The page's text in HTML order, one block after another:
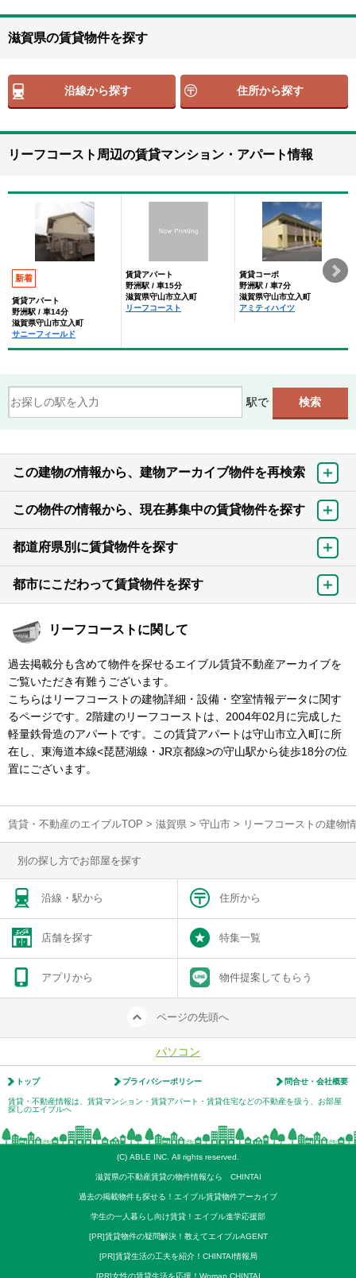
滋賀県の賃貸物件を探す
沿線から探す 住所から探す
リーフコースト周辺の賃貸マンション・アパート情報
新着
賃貸アパート
野洲駅 / 車14分
滋賀県守山市立入町
サニーフィールド
賃貸アパート
野洲駅 / 車15分
滋賀県守山市立入町
リーフコースト
賃貸コーポ
野洲駅 / 車7分
滋賀県守山市立入町
アミティハイツ
駅で
この建物の情報から、建物アーカイブ物件を再検索
この物件の情報から、現在募集中の賃貸物件を探す
都道府県別に賃貸物件を探す
都市にこだわって賃貸物件を探す
リーフコーストに関して
過去掲載分も含めて物件を探せるエイブル賃貸不動産アーカイブを
ご覧いただき有難うございます。
こちらはリーフコーストの建物詳細・設備・空室情報データに関す
るページです。2階建のリーフコーストは、2004年02月に完成した
軽量鉄骨造のアパートです。この賃貸アパートは守山市立入町に所
在し、東海道本線<琵琶湖線・JR京都線>の守山駅から徒歩18分の位
置にございます。
賃貸・不動産のエイブルTOP > 滋賀県 > 守山市 > リーフコーストの建物
別の探し方でお部屋を探す
沿線・駅から 住所から
店舗を探す 特集一覧
アプリから 物件提案してもらう
ページの先頭へ
パソコン
トップ プライバシーポリシー 問合せ・会社概要
賃貸・不動産情報は、賃貸マンション・賃貸アパート・賃貸住宅などの不動産を扱う、お部屋
探しのエイブルへ
(C) ABLE INC. All rights reserved.
滋賀県の不動産賃貸の物件情報なら CHINTAI
過去の掲載物件も探せる！エイブル賃貸物件アーカイブ
学生の一人暮らし向け賃貸！エイブル進学応援部
[PR]賃貸物件の疑問解決！教えてエイブルAGENT
[PR]賃貸生活の工夫を紹介！CHINTAI情報局
[PR]女性の賃貸生活を応援！Woman.CHINTAI